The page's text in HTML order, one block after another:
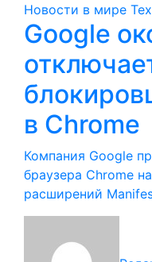
Новости в мире
Google
в Chrome
Компания Google
браузера Chrome
расширений